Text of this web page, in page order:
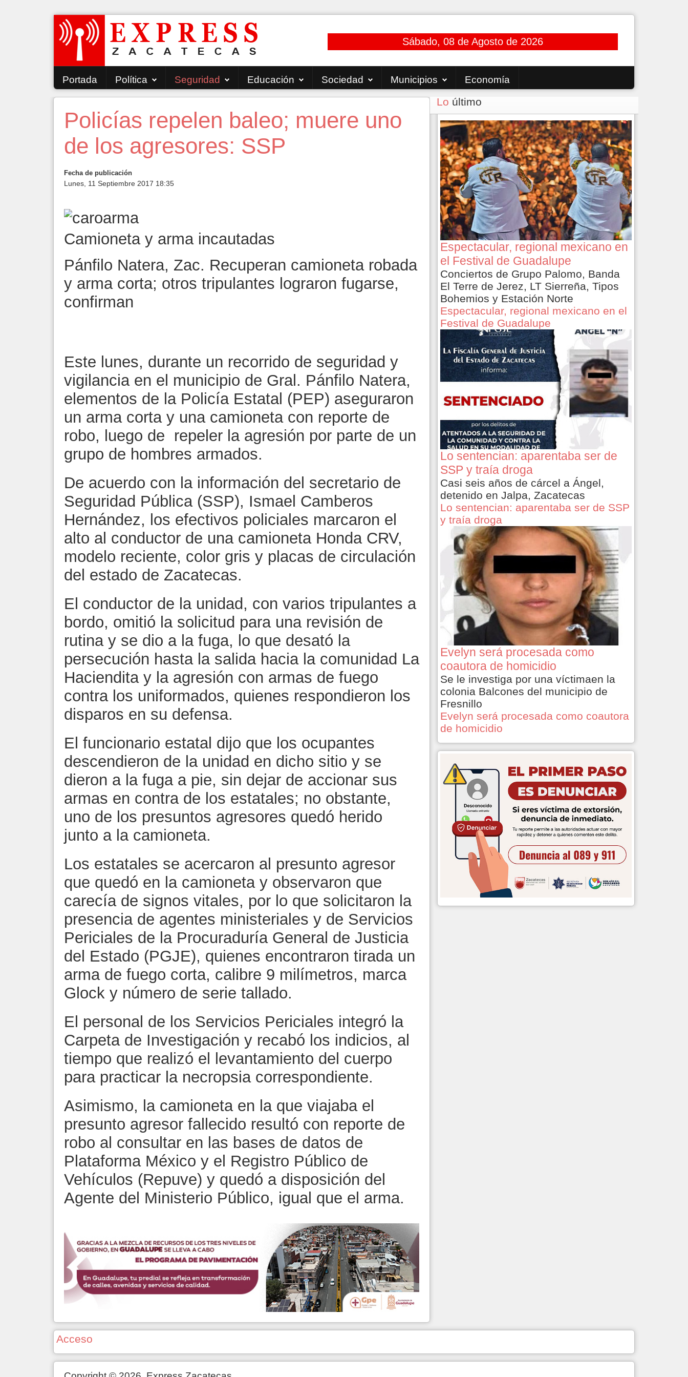
Sábado, 08 de Agosto de 2026
Portada Política Seguridad Educación Sociedad Municipios Economía
Policías repelen baleo; muere uno
de los agresores: SSP
Fecha de publicación
Lunes, 11 Septiembre 2017 18:35
Camioneta y arma incautadas
Pánfilo Natera, Zac. Recuperan camioneta robada
y arma corta; otros tripulantes lograron fugarse,
confirman
Este lunes, durante un recorrido de seguridad y
vigilancia en el municipio de Gral. Pánfilo Natera,
elementos de la Policía Estatal (PEP) aseguraron
un arma corta y una camioneta con reporte de
robo, luego de repeler la agresión por parte de un
grupo de hombres armados.
De acuerdo con la información del secretario de
Seguridad Pública (SSP), Ismael Camberos
Hernández, los efectivos policiales marcaron el
alto al conductor de una camioneta Honda CRV,
modelo reciente, color gris y placas de circulación
del estado de Zacatecas.
El conductor de la unidad, con varios tripulantes a
bordo, omitió la solicitud para una revisión de
rutina y se dio a la fuga, lo que desató la
persecución hasta la salida hacia la comunidad La
Haciendita y la agresión con armas de fuego
contra los uniformados, quienes respondieron los
disparos en su defensa.
El funcionario estatal dijo que los ocupantes
descendieron de la unidad en dicho sitio y se
dieron a la fuga a pie, sin dejar de accionar sus
armas en contra de los estatales; no obstante,
uno de los presuntos agresores quedó herido
junto a la camioneta.
Los estatales se acercaron al presunto agresor
que quedó en la camioneta y observaron que
carecía de signos vitales, por lo que solicitaron la
presencia de agentes ministeriales y de Servicios
Periciales de la Procuraduría General de Justicia
del Estado (PGJE), quienes encontraron tirada un
arma de fuego corta, calibre 9 milímetros, marca
Glock y número de serie tallado.
El personal de los Servicios Periciales integró la
Carpeta de Investigación y recabó los indicios, al
tiempo que realizó el levantamiento del cuerpo
para practicar la necropsia correspondiente.
Asimismo, la camioneta en la que viajaba el
presunto agresor fallecido resultó con reporte de
robo al consultar en las bases de datos de
Plataforma México y el Registro Público de
Vehículos (Repuve) y quedó a disposición del
Agente del Ministerio Público, igual que el arma.
Lo último
Espectacular, regional mexicano en
el Festival de Guadalupe
Conciertos de Grupo Palomo, Banda
El Terre de Jerez, LT Sierreña, Tipos
Bohemios y Estación Norte
Espectacular, regional mexicano en el
Festival de Guadalupe
Lo sentencian: aparentaba ser de
SSP y traía droga
Casi seis años de cárcel a Ángel,
detenido en Jalpa, Zacatecas
Lo sentencian: aparentaba ser de SSP
y traía droga
Evelyn será procesada como
coautora de homicidio
Se le investiga por una víctimaen la
colonia Balcones del municipio de
Fresnillo
Evelyn será procesada como coautora
de homicidio
Acceso